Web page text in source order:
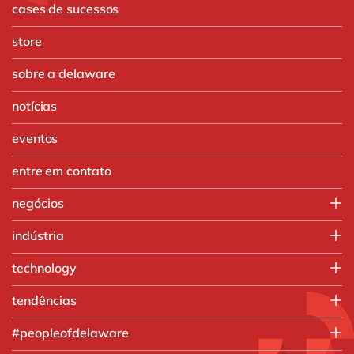
cases de sucessos
store
sobre a delaware
notícias
eventos
entre em contato
negócios
Vendas e Marketing
indústria
Automotivo
Produtos químicos
Manufatura
Engenharia e projetos
technology
tendências
Análise de dados
#peopleofdelaware